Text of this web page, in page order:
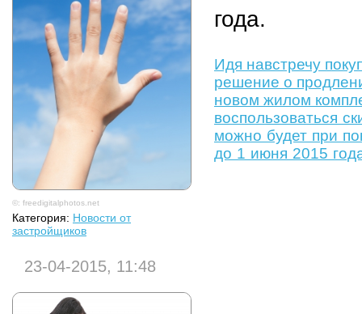
©: freedigitalphotos.net
Категория: Новости от
застройщиков
года.
Идя навстречу
решение о
новом жилом
воспользоваться
можно будет при
до 1 июня 2015
23-04-2015, 11:48